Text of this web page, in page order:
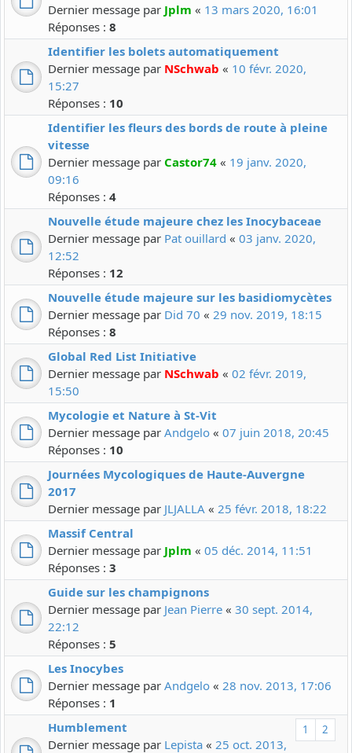
Dernier message par Jplm « 13 mars 2020, 16:01
Réponses : 8
Identifier les bolets automatiquement
Dernier message par NSchwab « 10 févr. 2020,
15:27
Réponses : 10
Identifier les fleurs des bords de route à pleine
vitesse
Dernier message par Castor74 « 19 janv. 2020,
09:16
Réponses : 4
Nouvelle étude majeure chez les Inocybaceae
Dernier message par Pat ouillard « 03 janv. 2020,
12:52
Réponses : 12
Nouvelle étude majeure sur les basidiomycètes
Dernier message par Did 70 « 29 nov. 2019, 18:15
Réponses : 8
Global Red List Initiative
Dernier message par NSchwab « 02 févr. 2019,
15:50
Mycologie et Nature à St-Vit
Dernier message par Andgelo « 07 juin 2018, 20:45
Réponses : 10
Journées Mycologiques de Haute-Auvergne
2017
Dernier message par JLJALLA « 25 févr. 2018, 18:22
Massif Central
Dernier message par Jplm « 05 déc. 2014, 11:51
Réponses : 3
Guide sur les champignons
Dernier message par Jean Pierre « 30 sept. 2014,
22:12
Réponses : 5
Les Inocybes
Dernier message par Andgelo « 28 nov. 2013, 17:06
Réponses : 1
1 2
Humblement
Dernier message par Lepista « 25 oct. 2013,